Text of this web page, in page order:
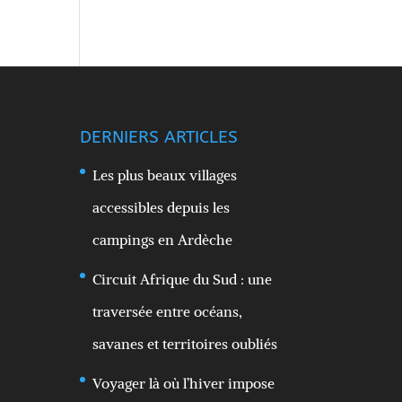
DERNIERS ARTICLES
Les plus beaux villages
accessibles depuis les
campings en Ardèche
Circuit Afrique du Sud : une
traversée entre océans,
savanes et territoires oubliés
Voyager là où l’hiver impose